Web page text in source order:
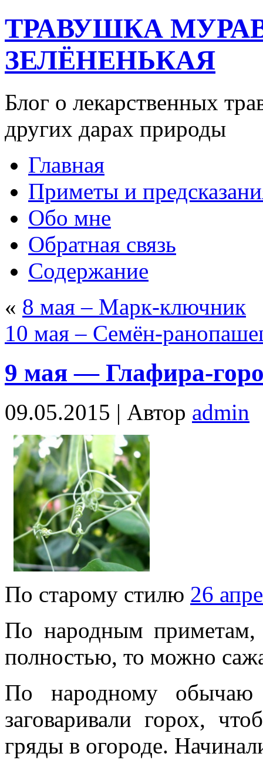
ТРАВУШКА
ЗЕЛЁНЕНЬКАЯ
Блог о лекарственных
других дарах природы
Главная
Приметы и
Обо мне
Обратная связь
Содержание
« 8 мая – Марк-ключник
10 мая – Семён-
9 мая — Глафира-
09.05.2015 | Автор admin
По старому стилю 26
По народным приметам,
полностью, то можно
По народному
заговаривали горох,
гряды в огороде.